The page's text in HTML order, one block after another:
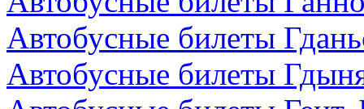
Автобусные билеты
Автобусные билеты